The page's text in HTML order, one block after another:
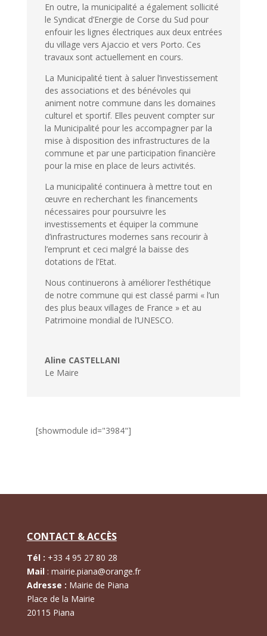
En outre, la municipalité a également sollicité
le Syndicat d’Energie de Corse du Sud pour
enfouir les lignes électriques aux deux entrées
du village vers Ajaccio et vers Porto. Ces
travaux sont actuellement en cours.
La Municipalité tient à saluer l’investissement
des associations et des bénévoles qui
animent notre commune dans les domaines
culturel et sportif. Elles peuvent compter sur
la Municipalité pour les accompagner par la
mise à disposition des infrastructures de la
commune et par une participation financière
pour la mise en place de leurs activités.
La municipalité continuera à mettre tout en
œuvre en recherchant les financements
nécessaires pour poursuivre les
investissements et équiper la commune
d’infrastructures modernes sans recourir à
l’emprunt et ceci malgré la baisse des
dotations de l’Etat.
Nous continuerons à améliorer l’esthétique
de notre commune qui est classé parmi « l’un
des plus beaux villages de France » et au
Patrimoine mondial de l’UNESCO.
Aline CASTELLANI
Le Maire
[showmodule id="3984"]
CONTACT & ACCÈS
Tél : +33 4 95 27 80 28
Mail: mairie.piana@orange.fr
Adresse : Mairie de Piana
Place de la Mairie
20115 Piana